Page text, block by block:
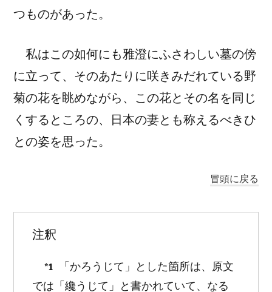
つものがあった。
私はこの如何にも雅澄にふさわしい墓の傍
に立って、そのあたりに咲きみだれている野
菊の花を眺めながら、この花とその名を同じ
くするところの、日本の妻とも称えるべきひ
との姿を思った。
冒頭に戻る
注釈
*1
「かろうじて」とした箇所は、原文
では「纔うじて」と書かれていて、なる